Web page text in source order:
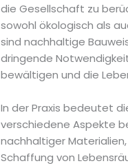
die Gesellschaft zu
sowohl ökologisch als
sind nachhaltige
dringende
bewältigen und die
In der Praxis bedeutet
verschiedene Aspekte
nachhaltiger
Schaffung von